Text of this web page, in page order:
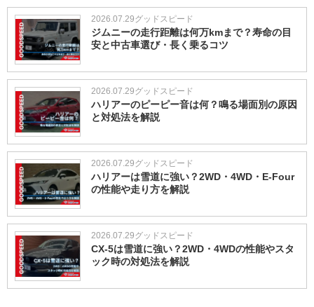
2026.07.29グッドスピード
ジムニーの走行距離は何万kmまで？寿命の目
安と中古車選び・長く乗るコツ
2026.07.29グッドスピード
ハリアーのピーピー音は何？鳴る場面別の原因
と対処法を解説
2026.07.29グッドスピード
ハリアーは雪道に強い？2WD・4WD・E-Four
の性能や走り方を解説
2026.07.29グッドスピード
CX-5は雪道に強い？2WD・4WDの性能やスタ
ック時の対処法を解説